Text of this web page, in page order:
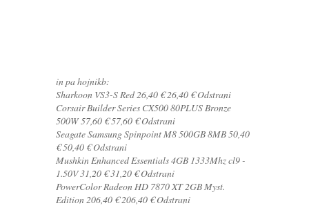
in pa hojnikb:
Sharkoon VS3-S Red 26,40 € 26,40 € Odstrani
Corsair Builder Series CX500 80PLUS Bronze
500W 57,60 € 57,60 € Odstrani
Seagate Samsung Spinpoint M8 500GB 8MB 50,40
€ 50,40 € Odstrani
Mushkin Enhanced Essentials 4GB 1333Mhz cl9 -
1.50V 31,20 € 31,20 € Odstrani
PowerColor Radeon HD 7870 XT 2GB Myst.
Edition 206,40 € 206,40 € Odstrani